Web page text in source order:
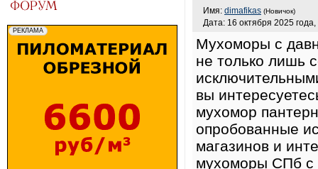
Имя: dimafikas (Новичок)
Дата: 16 октября 2025
Мухоморы с
не только лишь
вы
мухомор
опробованные
магазинов и
мухоморы СПб с